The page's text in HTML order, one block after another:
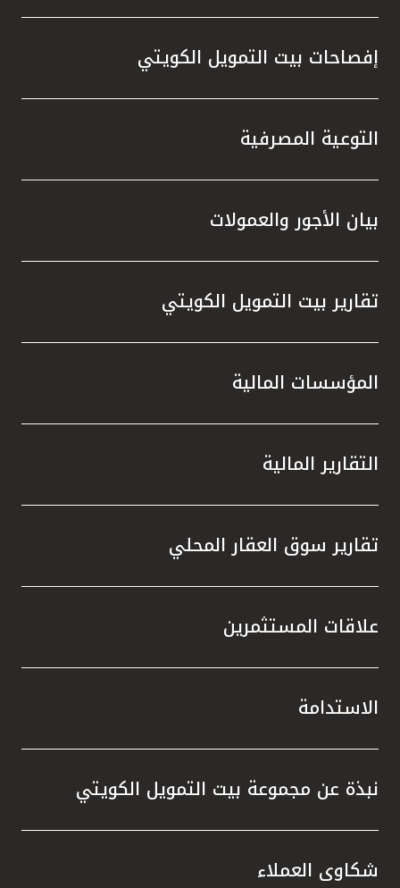
إفصاحات بيت التمويل الكويتي
التوعية المصرفية
بيان الأجور والعمولات
تقارير بيت التمويل الكويتي
المؤسسات المالية
التقارير المالية
تقارير سوق العقار المحلي
علاقات المستثمرين
الاستدامة
نبذة عن مجموعة بيت التمويل الكويتي
شكاوى العملاء